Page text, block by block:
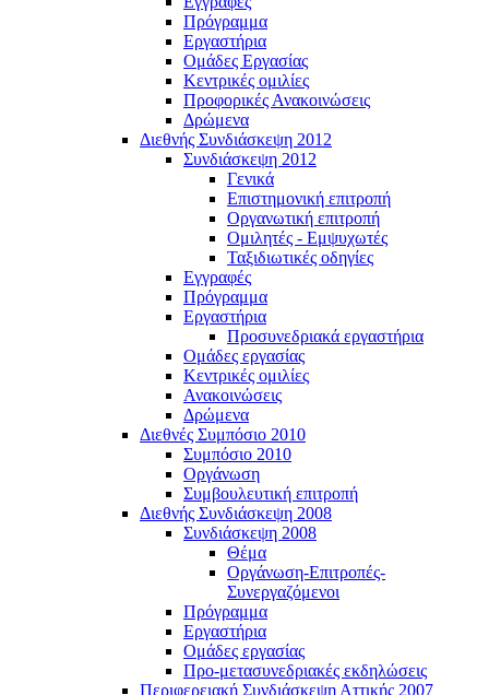
Πρόγραμμα
Εργαστήρια
Ομάδες Εργασίας
Κεντρικές ομιλίες
Προφορικές Ανακοινώσεις
Δρώμενα
Διεθνής Συνδιάσκεψη 2012
Συνδιάσκεψη 2012
Γενικά
Επιστημονική επιτροπή
Οργανωτική επιτροπή
Ομιλητές - Εμψυχωτές
Ταξιδιωτικές οδηγίες
Εγγραφές
Πρόγραμμα
Εργαστήρια
Προσυνεδριακά εργαστήρια
Ομάδες εργασίας
Κεντρικές ομιλίες
Ανακοινώσεις
Δρώμενα
Διεθνές Συμπόσιο 2010
Συμπόσιο 2010
Οργάνωση
Συμβουλευτική επιτροπή
Διεθνής Συνδιάσκεψη 2008
Συνδιάσκεψη 2008
Θέμα
Οργάνωση-Επιτροπές-
Συνεργαζόμενοι
Πρόγραμμα
Εργαστήρια
Ομάδες εργασίας
Προ-μετασυνεδριακές εκδηλώσεις
Περιφερειακή Συνδιάσκεψη Αττικής 2007